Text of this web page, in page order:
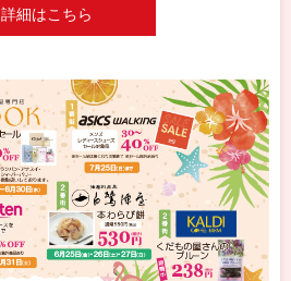
詳細はこちら